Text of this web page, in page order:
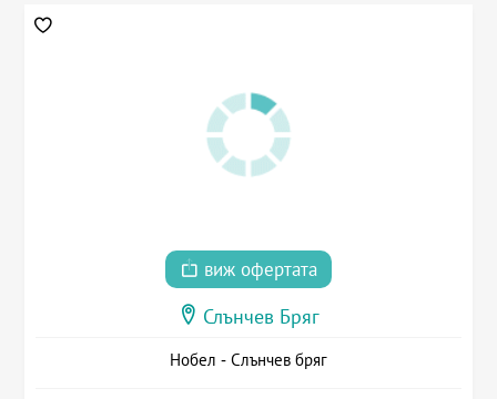
виж офертата
Слънчев Бряг
Нобел - Слънчев бряг